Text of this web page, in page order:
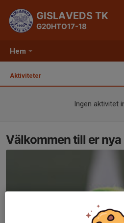
Hem
GISLAVEDS TK
G20HTO17-18
Aktiviteter
Ingen aktivitet
Välkommen till er nya